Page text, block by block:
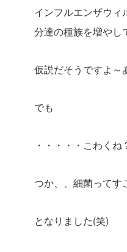
インフルエンザウィ
分達の種族を増やし
仮説だそうですよ～
でも
・・・・・こわくね
つか、、細菌ってす
となりました(笑)